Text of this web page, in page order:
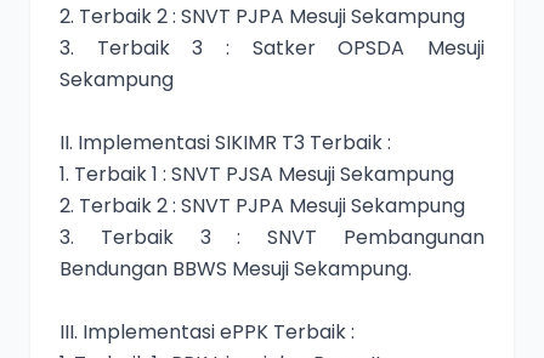
2. Terbaik 2 : SNVT PJPA Mesuji Sekampung
3. Terbaik 3 : Satker OPSDA Mesuji
Sekampung
II. Implementasi SIKIMR T3 Terbaik :
1. Terbaik 1 : SNVT PJSA Mesuji Sekampung
2. Terbaik 2 : SNVT PJPA Mesuji Sekampung
3. Terbaik 3 : SNVT Pembangunan
Bendungan BBWS Mesuji Sekampung.
III. Implementasi ePPK Terbaik :